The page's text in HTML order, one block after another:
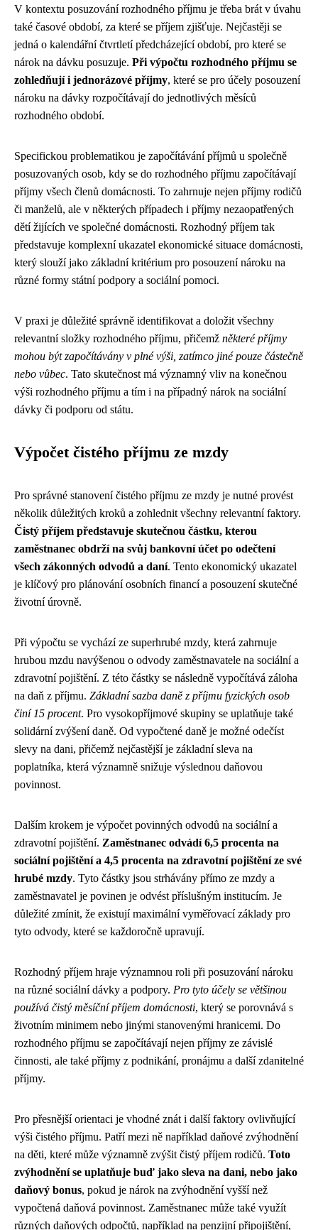
V kontextu posuzování rozhodného příjmu je třeba brát v úvahu
také časové období, za které se příjem zjišťuje. Nejčastěji se
jedná o kalendářní čtvrtletí předcházející období, pro které se
nárok na dávku posuzuje. Při výpočtu rozhodného příjmu se
zohledňují i jednorázové příjmy, které se pro účely posouzení
nároku na dávky rozpočítávají do jednotlivých měsíců
rozhodného období.
Specifickou problematikou je započítávání příjmů u společně
posuzovaných osob, kdy se do rozhodného příjmu započítávají
příjmy všech členů domácnosti. To zahrnuje nejen příjmy rodičů
či manželů, ale v některých případech i příjmy nezaopatřených
dětí žijících ve společné domácnosti. Rozhodný příjem tak
představuje komplexní ukazatel ekonomické situace domácnosti,
který slouží jako základní kritérium pro posouzení nároku na
různé formy státní podpory a sociální pomoci.
V praxi je důležité správně identifikovat a doložit všechny
relevantní složky rozhodného příjmu, přičemž některé příjmy
mohou být započítávány v plné výši, zatímco jiné pouze částečně
nebo vůbec. Tato skutečnost má významný vliv na konečnou
výši rozhodného příjmu a tím i na případný nárok na sociální
dávky či podporu od státu.
Výpočet čistého příjmu ze mzdy
Pro správné stanovení čistého příjmu ze mzdy je nutné provést
několik důležitých kroků a zohlednit všechny relevantní faktory.
Čistý příjem představuje skutečnou částku, kterou
zaměstnanec obdrží na svůj bankovní účet po odečtení
všech zákonných odvodů a daní. Tento ekonomický ukazatel
je klíčový pro plánování osobních financí a posouzení skutečné
životní úrovně.
Při výpočtu se vychází ze superhrubé mzdy, která zahrnuje
hrubou mzdu navýšenou o odvody zaměstnavatele na sociální a
zdravotní pojištění. Z této částky se následně vypočítává záloha
na daň z příjmu. Základní sazba daně z příjmu fyzických osob
činí 15 procent. Pro vysokopříjmové skupiny se uplatňuje také
solidární zvýšení daně. Od vypočtené daně je možné odečíst
slevy na dani, přičemž nejčastější je základní sleva na
poplatníka, která významně snižuje výslednou daňovou
povinnost.
Dalším krokem je výpočet povinných odvodů na sociální a
zdravotní pojištění. Zaměstnanec odvádí 6,5 procenta na
sociální pojištění a 4,5 procenta na zdravotní pojištění ze své
hrubé mzdy. Tyto částky jsou strhávány přímo ze mzdy a
zaměstnavatel je povinen je odvést příslušným institucím. Je
důležité zmínit, že existují maximální vyměřovací základy pro
tyto odvody, které se každoročně upravují.
Rozhodný příjem hraje významnou roli při posuzování nároku
na různé sociální dávky a podpory. Pro tyto účely se většinou
používá čistý měsíční příjem domácnosti, který se porovnává s
životním minimem nebo jinými stanovenými hranicemi. Do
rozhodného příjmu se započítávají nejen příjmy ze závislé
činnosti, ale také příjmy z podnikání, pronájmu a další zdanitelné
příjmy.
Pro přesnější orientaci je vhodné znát i další faktory ovlivňující
výši čistého příjmu. Patří mezi ně například daňové zvýhodnění
na děti, které může významně zvýšit čistý příjem rodičů. Toto
zvýhodnění se uplatňuje buď jako sleva na dani, nebo jako
daňový bonus, pokud je nárok na zvýhodnění vyšší než
vypočtená daňová povinnost. Zaměstnanec může také využít
různých daňových odpočtů, například na penzijní připojištění,